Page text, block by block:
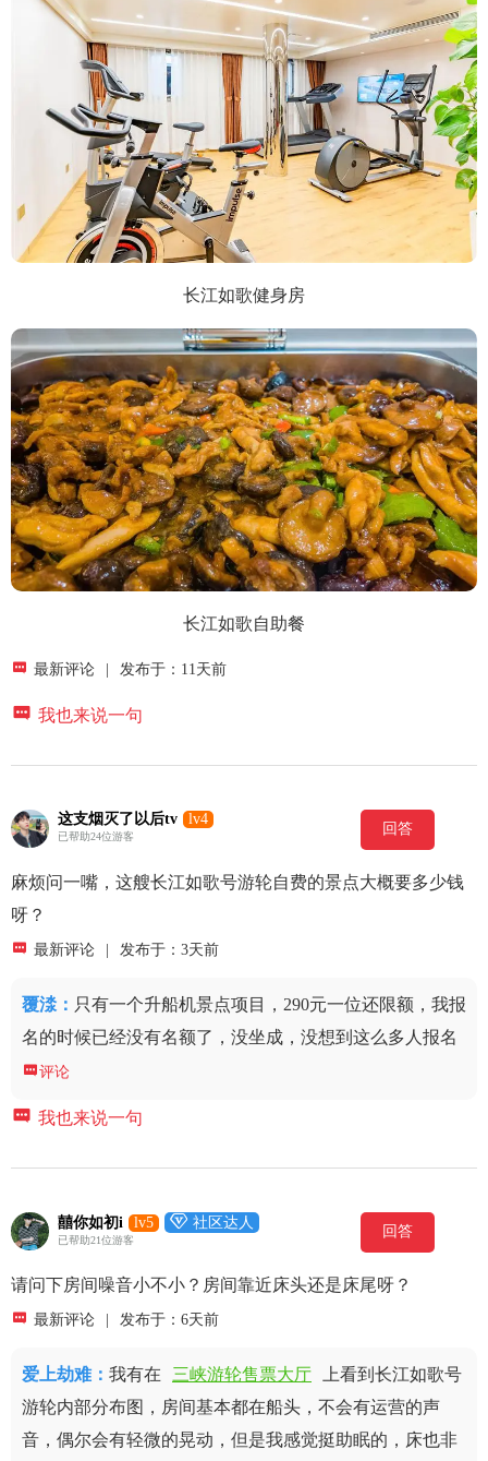
长江如歌健身房
长江如歌自助餐
 最新评论 | 发布于：11天前
 我也来说一句
这支烟灭了以后tv lv4
已帮助24位游客 回答
麻烦问一嘴，这艘长江如歌号游轮自费的景点大概要多少钱
呀？
 最新评论 | 发布于：3天前
覆渁 ： 只有一个升船机景点项目，290元一位还限额，我报
名的时候已经没有名额了，没坐成，没想到这么多人报名
评论
 我也来说一句
囍你如初i lv5  社区达人
已帮助21位游客
回答
请问下房间噪音小不小？房间靠近床头还是床尾呀？
 最新评论 | 发布于：6天前
爱上劫难： 我有在 三峡游轮售票大厅
上看到长江如歌号
游轮内部分布图，房间基本都在船头，不会有运营的声
音，偶尔会有轻微的晃动，但是我感觉挺助眠的，床也非